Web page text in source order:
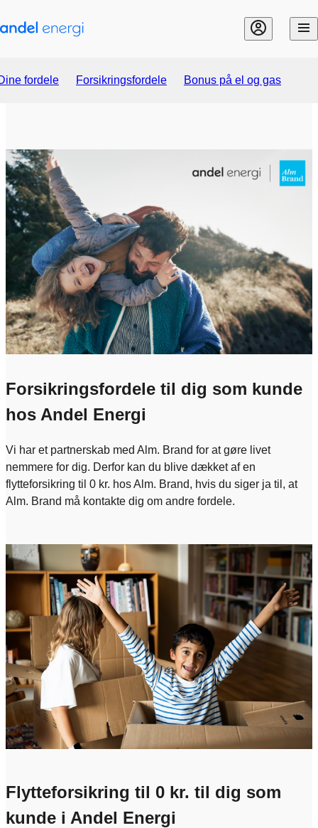
fordele Forsikringsfordele Bonus på el og gas
Forsikringsfordele til dig som kunde
hos Andel Energi
Vi har et partnerskab med Alm. Brand for at gøre livet
nemmere for dig. Derfor kan du blive dækket af en
flytteforsikring til 0 kr. hos Alm. Brand, hvis du siger ja til, at
Alm. Brand må kontakte dig om andre fordele.
Flytteforsikring til 0 kr. til dig som
kunde i Andel Energi